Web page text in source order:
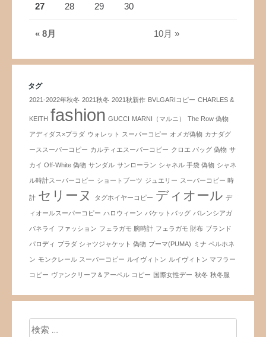
« 8月 10月 »
27 28 29 30
タグ
2021-2022年秋冬 2021秋冬 2021秋新作 BVLGARIコピー CHARLES &
KEITH fashion GUCCI MARNI（マルニ） The Row 偽物
アディダス×プラダ ウォレット スーパーコピー オメガ偽物 カナダグ
ーススーパーコピー カルティエスーパーコピー クロエ バッグ 偽物 サ
カイ Off-White 偽物 サンダル サンローラン シャネル 手袋 偽物 シャネ
ル時計スーパーコピー ショートブーツ ジュエリー スーパーコピー 時
計 セリーヌ タグホイヤーコピー ディオール デ
ィオールスーパーコピー ハロウィーン バケットバッグ バレンシアガ
パネライ ファッション フェラガモ 腕時計 フェラガモ 財布 ブランド
パロディ プラダ シャツジャケット 偽物 プーマ(PUMA) ミナ ペルホネ
ン モンクレール スーパーコピー ルイヴィトン ルイヴィトン マフラー
コピー ヴァンクリーフ＆アーペル コピー 国際女性デー 秋冬 秋冬服